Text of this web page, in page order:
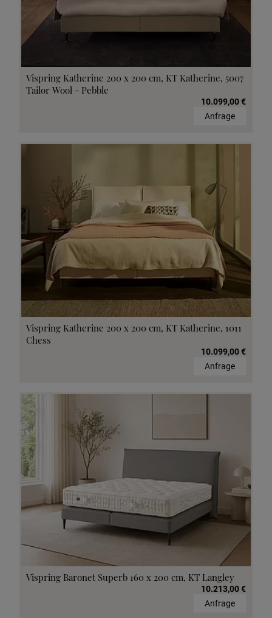
Vispring Katherine 200 x 200 cm, KT Katherine, 5007
Tailor Wool - Pebble
10.099,00 €
Anfrage
Vispring Katherine 200 x 200 cm, KT Katherine, 1011
Chess
10.099,00 €
Anfrage
Vispring Baronet Superb 160 x 200 cm, KT Langley
10.213,00 €
Anfrage